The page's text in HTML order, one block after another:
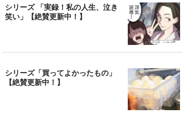
シリーズ 「実録！私の人生、泣き
笑い」【絶賛更新中！】
シリーズ「買ってよかったもの」
【絶賛更新中！】